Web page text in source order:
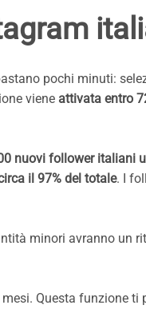
pochi minuti:
viene attivata entro
nuovi follower italiani
il 97% del totale. I
minori avranno un
Questa funzione ti